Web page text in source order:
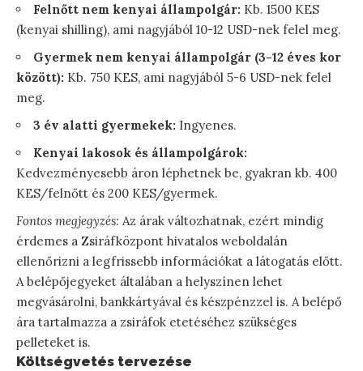
Felnőtt nem kenyai állampolgár: Kb. 1500 KES
(kenyai shilling), ami nagyjából 10-12 USD-nek felel meg.
Gyermek nem kenyai állampolgár (3-12 éves kor
között): Kb. 750 KES, ami nagyjából 5-6 USD-nek felel
meg.
3 év alatti gyermekek: Ingyenes.
Kenyai lakosok és állampolgárok:
Kedvezményesebb áron léphetnek be, gyakran kb. 400
KES/felnőtt és 200 KES/gyermek.
Fontos megjegyzés: Az árak változhatnak, ezért mindig
érdemes a Zsiráfközpont hivatalos weboldalán
ellenőrizni a legfrissebb információkat a látogatás előtt.
A belépőjegyeket általában a helyszínen lehet
megvásárolni, bankkártyával és készpénzzel is. A belépő
ára tartalmazza a zsiráfok etetéséhez szükséges
pelleteket is.
Költségvetés tervezése